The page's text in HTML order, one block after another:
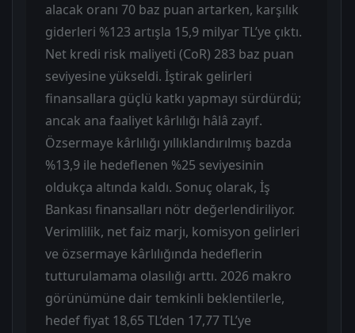
alacak oranı 70 baz puan artarken, karşılık
giderleri %123 artışla 15,9 milyar TL’ye çıktı.
Net kredi risk maliyeti (CoR) 283 baz puan
seviyesine yükseldi. İştirak gelirleri
finansallara güçlü katkı yapmayı sürdürdü;
ancak ana faaliyet kârlılığı hâlâ zayıf.
Özsermaye kârlılığı yıllıklandırılmış bazda
%13,9 ile hedeflenen %25 seviyesinin
oldukça altında kaldı. Sonuç olarak, İş
Bankası finansalları nötr değerlendiriliyor.
Verimlilik, net faiz marjı, komisyon gelirleri
ve özsermaye kârlılığında hedeflerin
tutturulamama olasılığı arttı. 2026 makro
görünümüne dair temkinli beklentilerle,
hedef fiyat 18,65 TL’den 17,77 TL’ye